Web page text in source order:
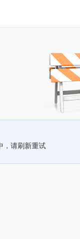
，请刷新重试